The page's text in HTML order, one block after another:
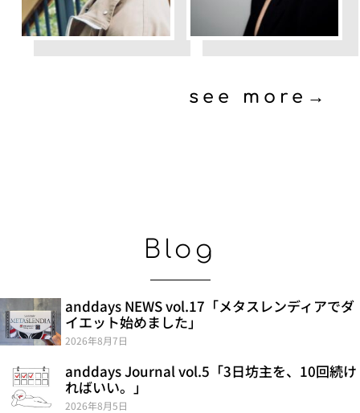
see more→
Blog
anddays NEWS vol.17「メタスレンディアでダ
イエット始めました」
2026年8月7日
anddays Journal vol.5「3日坊主を、10回続け
ればいい。」
2026年8月5日